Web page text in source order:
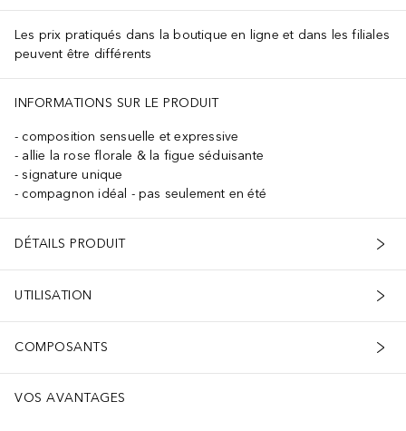
Les prix pratiqués dans la boutique en ligne et dans les filiales
peuvent être différents
INFORMATIONS SUR LE PRODUIT
composition sensuelle et expressive
allie la rose florale & la figue séduisante
signature unique
compagnon idéal - pas seulement en été
DÉTAILS PRODUIT
UTILISATION
COMPOSANTS
VOS AVANTAGES